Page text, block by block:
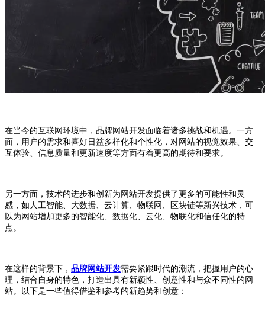
在当今的互联网环境中，品牌网站开发面临着诸多挑战和机遇。一方
面，用户的需求和喜好日益多样化和个性化，对网站的视觉效果、交
互体验、信息质量和更新速度等方面有着更高的期待和要求。
另一方面，技术的进步和创新为网站开发提供了更多的可能性和灵
感，如人工智能、大数据、云计算、物联网、区块链等新兴技术，可
以为网站增加更多的智能化、数据化、云化、物联化和信任化的特
点。
在这样的背景下， 品牌网站开发需要紧跟时代的潮流，把握用户的心
理，结合自身的特色，打造出具有新颖性、创意性和与众不同性的网
站。以下是一些值得借鉴和参考的新趋势和创意：